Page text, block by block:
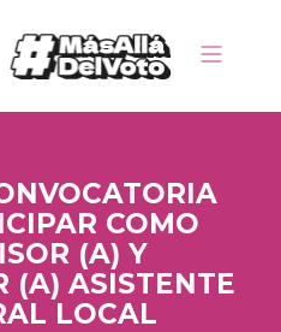
COMO
(A) Y
(A) ASISTENTE
LOCAL